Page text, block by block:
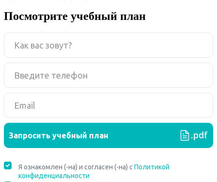
Посмотрите учебный план